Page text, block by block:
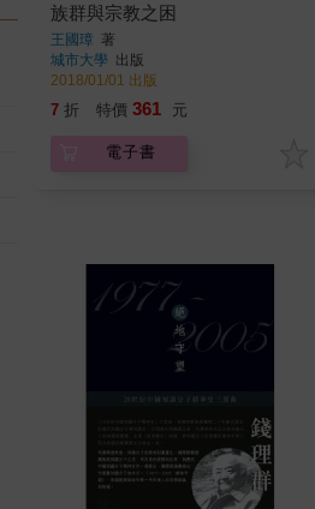
族群與宗教之困
王國璋 著
城市大學 出版
2018/01/01 出版
7 折 特價 361 元
電子書